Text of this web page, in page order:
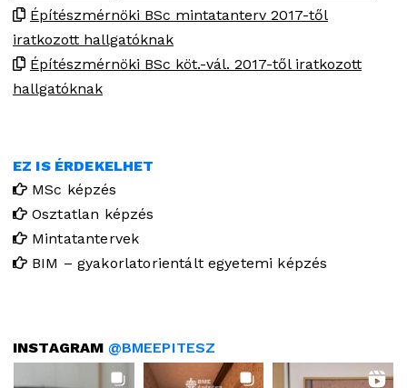
Építészmérnöki BSc mintatanterv 2017-től
iratkozott hallgatóknak
Építészmérnöki BSc köt.-vál. 2017-től iratkozott
hallgatóknak
EZ IS ÉRDEKELHET
MSc képzés
Osztatlan képzés
Mintatantervek
BIM – gyakorlatorientált egyetemi képzés
INSTAGRAM @BMEEPITESZ